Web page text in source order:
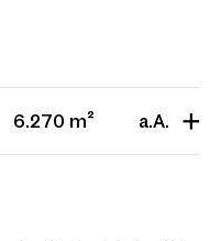
6.270 m² a.A.